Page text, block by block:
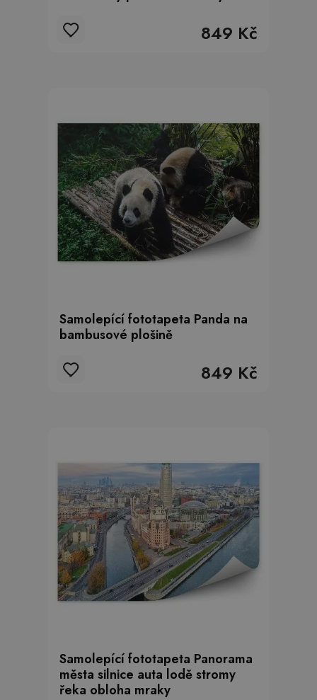
849 Kč
Samolepící fototapeta Panda na
bambusové plošině
849 Kč
Samolepící fototapeta Panorama
města silnice auta lodě stromy
řeka obloha mraky